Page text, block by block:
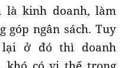
là kinh doanh, làm
góp ngân sách. Tuy
ở đó thì doanh